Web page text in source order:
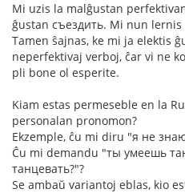
Mi uzis la malĝustan
ĝustan съездить. Mi nun
Tamen ŝajnas, ke mi ja elektis
neperfektivaj verboj, ĉar vi ne
pli bone ol esperite.
Kiam estas permeseble en la
personalan pronomon?
Ekzemple, ĉu mi diru "я не
Ĉu mi demandu "ты умеешь
танцевать?"?
Se ambaŭ variantoj eblas, kio